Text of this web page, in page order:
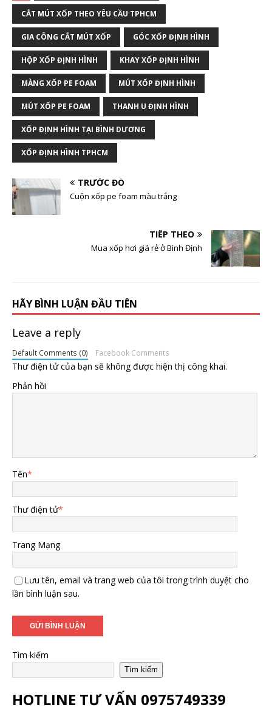
CẮT MÚT XỐP THEO YÊU CẦU TPHCM
GIA CÔNG CẮT MÚT XỐP GÓC XỐP ĐỊNH HÌNH
HỘP XỐP ĐỊNH HÌNH KHAY XỐP ĐỊNH HÌNH
MÀNG XỐP PE FOAM MÚT XỐP ĐỊNH HÌNH
MÚT XỐP PE FOAM THANH U ĐỊNH HÌNH
XỐP ĐỊNH HÌNH TẠI BÌNH DƯƠNG
XỐP ĐỊNH HÌNH TPHCM
TRƯỚC ĐÓ
Cuộn xốp pe foam màu trắng
TIẾP THEO
Mua xốp hơi giá rẻ ở Bình Định
HÃY BÌNH LUẬN ĐẦU TIÊN
Leave a reply
Default Comments (0) Facebook Comments
Thư điện tử của bạn sẽ không được hiện thị công khai.
Phản hồi
Tên*
Thư điện tử*
Trang Mạng
Lưu tên, email và trang web của tôi trong trình duyệt cho
lần bình luận sau.
Tìm kiếm
Tìm kiếm
HOTLINE TƯ VẤN 0975749339